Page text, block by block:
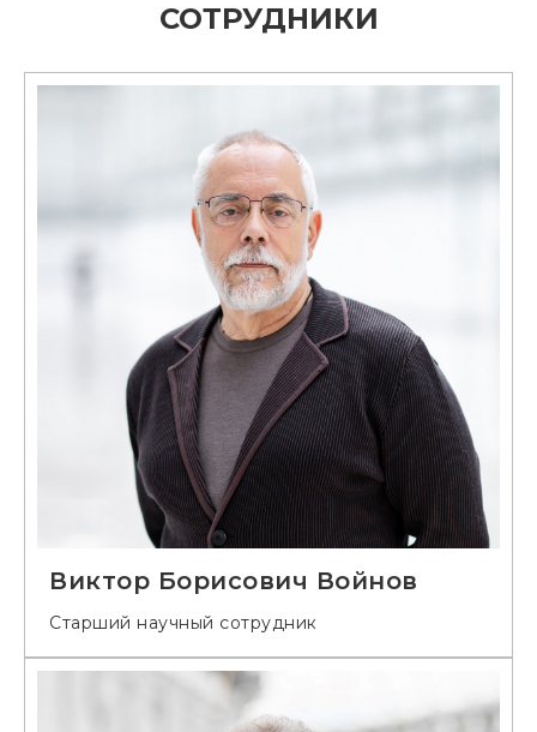
СОТРУДНИКИ
Виктор Борисович Войнов
Старший научный сотрудник